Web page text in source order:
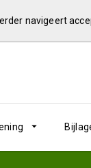
navigeert